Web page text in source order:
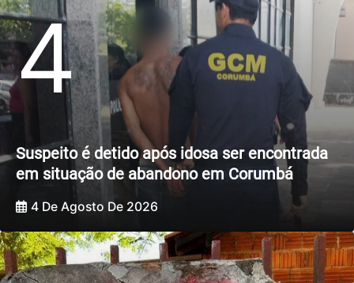
4
Suspeito é detido após idosa ser encontrada
em situação de abandono em Corumbá
4 De Agosto De 2026